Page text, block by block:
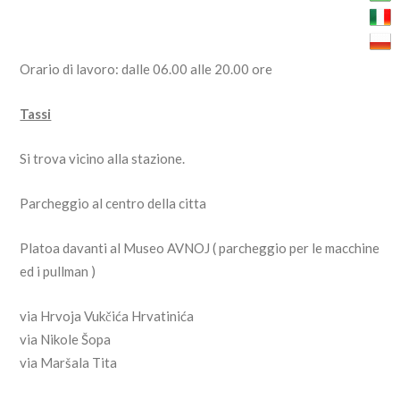
Orario di lavoro: dalle 06.00 alle 20.00 ore
Tassi
Si trova vicino alla stazione.
Parcheggio al centro della citta
Platoa davanti al Museo AVNOJ ( parcheggio per le macchine
ed i pullman )
via Hrvoja Vukčića Hrvatinića
via Nikole Šopa
via Maršala Tita